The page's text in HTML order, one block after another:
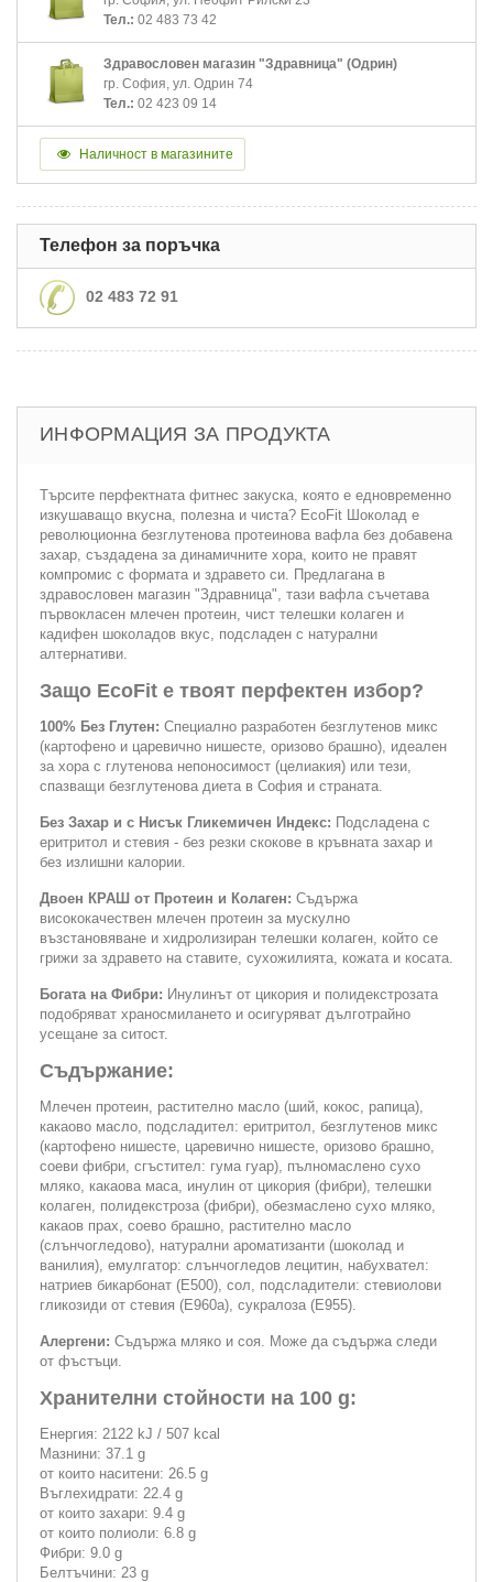
Тел.: 02 483 73 42
Здравословен магазин "Здравница" (Одрин)
гр. София, ул. Одрин 74
Тел.: 02 423 09 14
Наличност в магазините
Телефон за поръчка
02 483 72 91
ИНФОРМАЦИЯ ЗА ПРОДУКТА
Търсите перфектната фитнес закуска, която е едновременно
изкушаващо вкусна, полезна и чиста? EcoFit Шоколад е
революционна безглутенова протеинова вафла без добавена
захар, създадена за динамичните хора, които не правят
компромис с формата и здравето си. Предлагана в
здравословен магазин "Здравница", тази вафла съчетава
първокласен млечен протеин, чист телешки колаген и
кадифен шоколадов вкус, подсладен с натурални
алтернативи.
Защо EcoFit е твоят перфектен избор?
100% Без Глутен: Специално разработен безглутенов микс
(картофено и царевично нишесте, оризово брашно), идеален
за хора с глутенова непоносимост (целиакия) или тези,
спазващи безглутенова диета в София и страната.
Без Захар и с Нисък Гликемичен Индекс: Подсладена с
еритритол и стевия - без резки скокове в кръвната захар и
без излишни калории.
Двоен КРАШ от Протеин и Колаген: Съдържа
висококачествен млечен протеин за мускулно
възстановяване и хидролизиран телешки колаген, който се
грижи за здравето на ставите, сухожилията, кожата и косата.
Богата на Фибри: Инулинът от цикория и полидекстрозата
подобряват храносмилането и осигуряват дълготрайно
усещане за ситост.
Съдържание:
Млечен протеин, растително масло (ший, кокос, рапица),
какаово масло, подсладител: еритритол, безглутенов микс
(картофено нишесте, царевично нишесте, оризово брашно,
соеви фибри, сгъстител: гума гуар), пълномаслено сухо
мляко, какаова маса, инулин от цикория (фибри), телешки
колаген, полидекстроза (фибри), обезмаслено сухо мляко,
какаов прах, соево брашно, растително масло
(слънчогледово), натурални ароматизанти (шоколад и
ванилия), емулгатор: слънчогледов лецитин, набухвател:
натриев бикарбонат (Е500), сол, подсладители: стевиолови
гликозиди от стевия (Е960а), сукралоза (Е955).
Алергени: Съдържа мляко и соя. Може да съдържа следи
от фъстъци.
Хранителни стойности на 100 g:
Енергия: 2122 kJ / 507 kcal
Мазнини: 37.1 g
от които наситени: 26.5 g
Въглехидрати: 22.4 g
от които захари: 9.4 g
от които полиоли: 6.8 g
Фибри: 9.0 g
Белтъчини: 23 g